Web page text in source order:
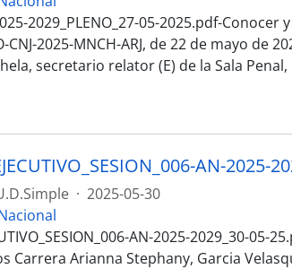
2029_PLENO_27-05-2025.pdf-
CNJ-2025-MNCH-ARJ, de 22 de mayo de
secretario relator (E) de la Sala
· 2025-05-30
AN-2025-2029_30-
Carrera Arianna Stephany, Garcia